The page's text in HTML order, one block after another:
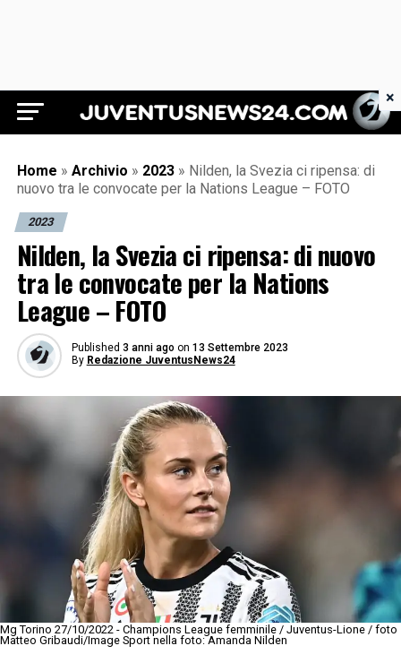
Juventus News 24
Home » Archivio » 2023 » Nilden, la Svezia ci ripensa: di
nuovo tra le convocate per la Nations League – FOTO
2023
Nilden, la Svezia ci ripensa: di nuovo
tra le convocate per la Nations
League – FOTO
Published 3 anni ago on 13 Settembre 2023
By Redazione JuventusNews24
Mg Torino 27/10/2022 - Champions League femminile / Juventus-Lione / foto
Matteo Gribaudi/Image Sport nella foto: Amanda Nilden
×